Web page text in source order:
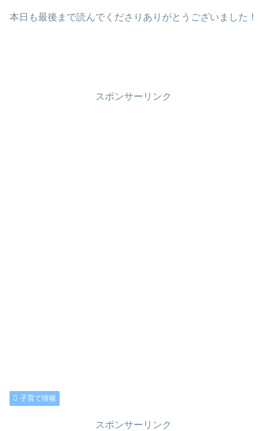
本日も最後まで読んでくださりありがとうございました！
スポンサーリンク
子育て情報
スポンサーリンク